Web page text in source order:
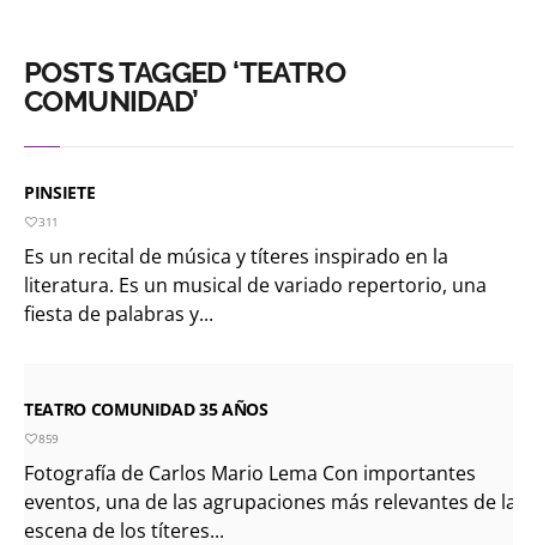
POSTS TAGGED ‘TEATRO
COMUNIDAD’
PINSIETE
311
Es un recital de música y títeres inspirado en la
literatura. Es un musical de variado repertorio, una
fiesta de palabras y...
TEATRO COMUNIDAD 35 AÑOS
859
Fotografía de Carlos Mario Lema Con importantes
eventos, una de las agrupaciones más relevantes de la
escena de los títeres...